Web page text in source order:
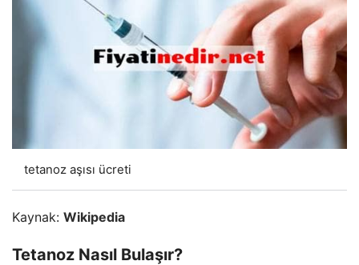
tetanoz aşısı ücreti
Kaynak: Wikipedia
Tetanoz Nasıl Bulaşır?